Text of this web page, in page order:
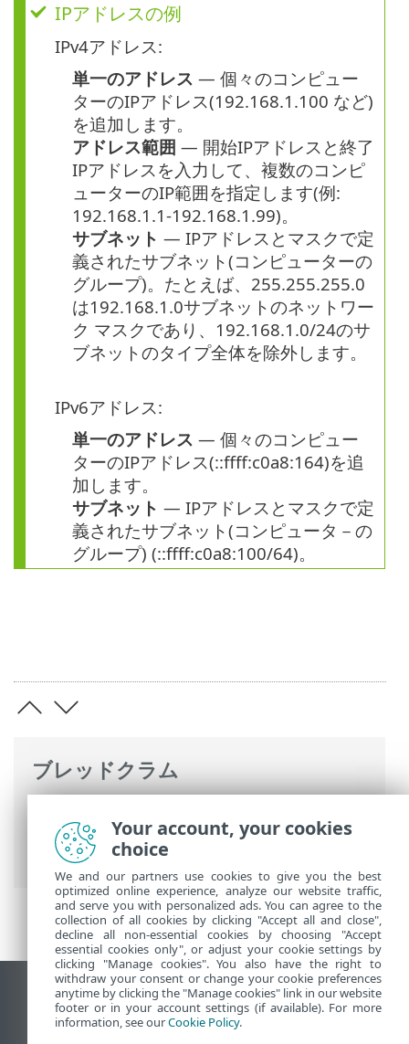
ブレッドクラム
Antivirus for Linux>設定 >保護>Webア
クセス保護> 除外されたIP
IPアドレスの例
IPv4アドレス:
単一のアドレス — 個々のコンピュー
ターのIPアドレス(192.168.1.100 など)
を追加します。
アドレス範囲 — 開始IPアドレスと終了
IPアドレスを入力して、複数のコンピ
ューターのIP範囲を指定します(例:
192.168.1.1-192.168.1.99)。
サブネット — IPアドレスとマスクで定
義されたサブネット(コンピューターの
グループ)。たとえば、255.255.255.0
は192.168.1.0サブネットのネットワー
ク マスクであり、192.168.1.0/24のサ
ブネットのタイプ全体を除外します。
IPv6アドレス:
単一のアドレス — 個々のコンピュー
ターのIPアドレス(::ffff:c0a8:164)を追
加します。
サブネット — IPアドレスとマスクで定
義されたサブネット(コンピュータ－の
グループ) (::ffff:c0a8:100/64)。
デスクトップサイトの表示
End of Life
Your account, your cookies
choice
We and our partners use cookies to give you the best
optimized online experience, analyze our website traffic,
and serve you with personalized ads. You can agree to the
collection of all cookies by clicking "Accept all and close",
decline all non-essential cookies by choosing "Accept
essential cookies only", or adjust your cookie settings by
clicking "Manage cookies". You also have the right to
withdraw your consent or change your cookie preferences
anytime by clicking the "Manage cookies" link in our website
footer or in your account settings (if available). For more
information, see ourCookie Policy.